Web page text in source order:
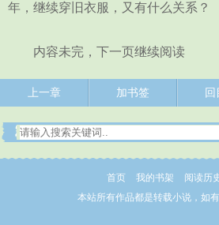
年，继续穿旧衣服，又有什么关系？
内容未完，下一页继续阅读
上一章 加书签 回
首页 我的书架 阅读历
本站所有作品都是转载小说，如